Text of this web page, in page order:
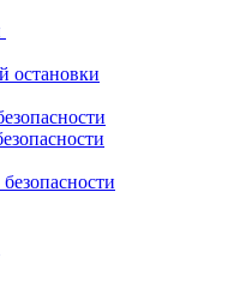
остановки